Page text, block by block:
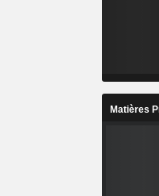
Matières